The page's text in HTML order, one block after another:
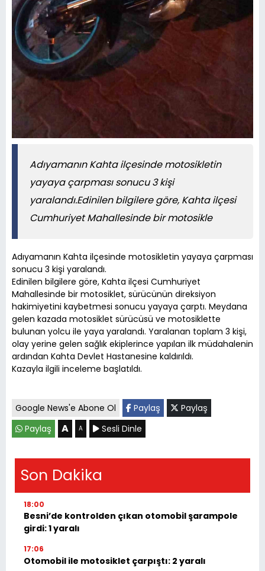
Adıyamanın Kahta ilçesinde motosikletin
yayaya çarpması sonucu 3 kişi
yaralandı.Edinilen bilgilere göre, Kahta ilçesi
Cumhuriyet Mahallesinde bir motosikle
Adıyamanın Kahta ilçesinde motosikletin yayaya çarpması
sonucu 3 kişi yaralandı.
Edinilen bilgilere göre, Kahta ilçesi Cumhuriyet
Mahallesinde bir motosiklet, sürücünün direksiyon
hakimiyetini kaybetmesi sonucu yayaya çarptı. Meydana
gelen kazada motosiklet sürücüsü ve motosiklette
bulunan yolcu ile yaya yaralandı. Yaralanan toplam 3 kişi,
olay yerine gelen sağlık ekiplerince yapılan ilk müdahalenin
ardından Kahta Devlet Hastanesine kaldırıldı.
Kazayla ilgili inceleme başlatıldı.
Google News'e Abone Ol Paylaş
Paylaş
Paylaş
A A Sesli Dinle
Son Dakika
18:00
Besni’de kontrolden çıkan otomobil şarampole
girdi: 1 yaralı
17:06
Otomobil ile motosiklet çarpıştı: 2 yaralı